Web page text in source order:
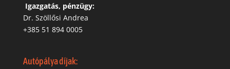
Igazgatás, pénzügy:
Dr. Szöllősi Andrea
+385 51 894 0005
Autópálya díjak: